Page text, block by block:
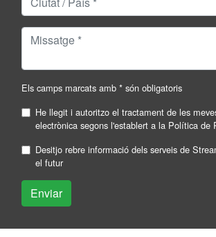
Els camps marcats amb * són obligatoris
He llegit i autoritzo el tractament de les
electrònica segons l'establert a la Política de
Desitjo rebre informació dels serveis de
el futur